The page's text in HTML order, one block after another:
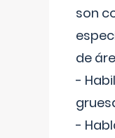
son
de
-
-